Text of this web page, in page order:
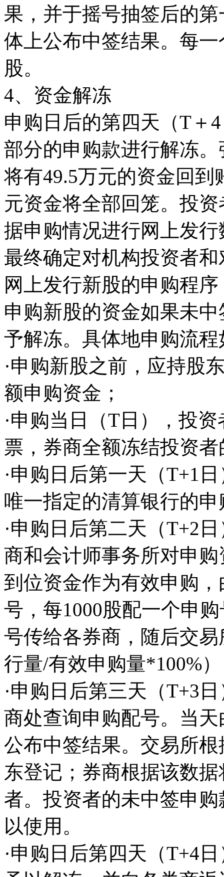
果，并于摇号抽签后的
体上公布中签结果。每
股。
4、资金解冻
申购日后的第四天（T＋
部分的申购款进行解冻
将有49.5万元的资金回
元资金将全部回笼。投
据申购情况进行网上发
最终确定对机构投资者
网上发行新股的申购程序
申购新股的资金如果未
予解冻。具体地申购流程
·申购新股之前，应持股
额申购资金；
·申购当日（T日），投
票，券商全额冻结投资
·申购日后第一天（T+1
唯一指定的清算银行的
·申购日后第二天（T+2
商和会计师事务所对申
到位资金作为有效申购
号，每1000股配一个申
号传给各券商，随后交
行量/有效申购量*100%
·申购日后第三天（T+3
商处查询申购配号。当
公布中签结果。交易所
东登记；券商根据该数
者。投资者的未中签申
以使用。
·申购日后第四天（T+4